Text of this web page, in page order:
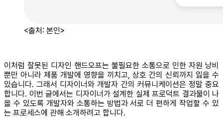
<출처: 본인>
이처럼 잘못된 디자인 핸드오프는 불필요한 소통으로 인한 자원 낭비
뿐만 아니라 제품 개발에 영향을 끼치고, 상호 간의 신뢰까지 잃을 수
있습니다. 그래서 디자이너와 개발자 간의 커뮤니케이션은 정말 중요
합니다. 이번 글에서는 디자이너가 설계한 실제 프로덕트 결과물이 나
올 수 있도록 개발자와 소통하는 방법과 서로 더 편하게 작업할 수 있
는 프로세스에 관해 소개하려고 합니다.